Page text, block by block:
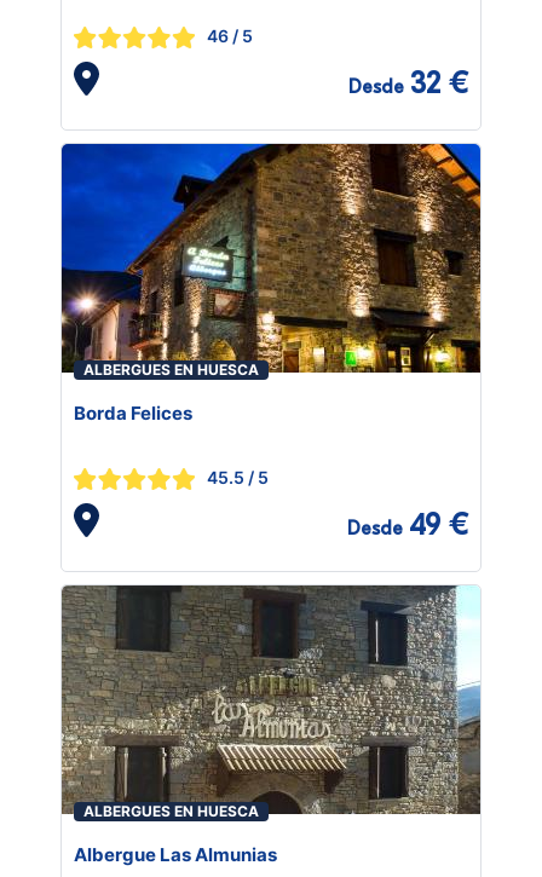
46 / 5
Desde 32 €
ALBERGUES EN HUESCA
Borda Felices
45.5 / 5
Desde 49 €
ALBERGUES EN HUESCA
Albergue Las Almunias